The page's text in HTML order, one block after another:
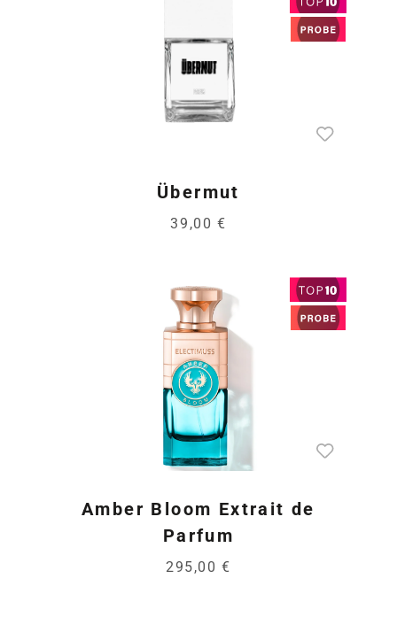
Übermut
39,00 €
Amber Bloom Extrait de
Parfum
295,00 €